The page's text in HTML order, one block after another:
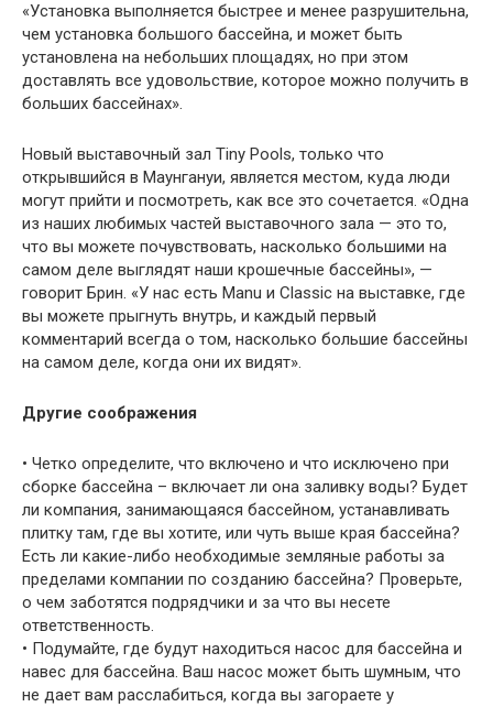
«Установка выполняется быстрее и менее разрушительна,
чем установка большого бассейна, и может быть
установлена ​​на небольших площадях, но при этом
доставлять все удовольствие, которое можно получить в
больших бассейнах».
Новый выставочный зал Tiny Pools, только что
открывшийся в Маунгануи, является местом, куда люди
могут прийти и посмотреть, как все это сочетается. «Одна
из наших любимых частей выставочного зала — это то,
что вы можете почувствовать, насколько большими на
самом деле выглядят наши крошечные бассейны», —
говорит Брин. «У нас есть Manu и Classic на выставке, где
вы можете прыгнуть внутрь, и каждый первый
комментарий всегда о том, насколько большие бассейны
на самом деле, когда они их видят».
Другие соображения
• Четко определите, что включено и что исключено при
сборке бассейна – включает ли она заливку воды? Будет
ли компания, занимающаяся бассейном, устанавливать
плитку там, где вы хотите, или чуть выше края бассейна?
Есть ли какие-либо необходимые земляные работы за
пределами компании по созданию бассейна? Проверьте,
о чем заботятся подрядчики и за что вы несете
ответственность.
• Подумайте, где будут находиться насос для бассейна и
навес для бассейна. Ваш насос может быть шумным, что
не дает вам расслабиться, когда вы загораете у